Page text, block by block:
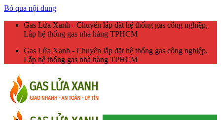
Bỏ qua nội dung
Gas Lửa Xanh - Chuyên lắp đặt hệ thống gas công nghiệp,
Lắp hệ thống gas nhà hàng TPHCM
Gas Lửa Xanh - Chuyên lắp đặt hệ thống gas công nghiệp,
Lắp hệ thống gas nhà hàng TPHCM